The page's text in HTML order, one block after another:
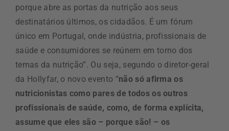
porque abre as portas da nutrição aos seus
destinatários últimos, os cidadãos. É um fórum
único em Portugal, onde indústria, profissionais de
saúde e consumidores se reúnem em torno dos
temas da nutrição”. Ou seja, segundo o diretor-geral
da Hollyfar, o novo evento “não só afirma os
nutricionistas como pares de todos os outros
profissionais de saúde, como, de forma explícita,
assume que eles são – porque são! – os